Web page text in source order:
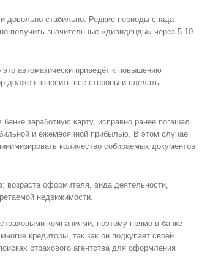
довольно стабильно. Редкие периоды спада
получить значительные «дивиденды» через 5-10
автоматически приведёт к повышению
должен взвесить все стороны и сделать
заработную карту, исправно ранее погашал
и ежемесячной прибылью. В этом случае
количество собираемых документов
возраста оформителя, вида деятельности,
недвижимости.
компаниями, поэтому прямо в банке
кредиторы, так как он подкупает своей
страхового агентства для оформления